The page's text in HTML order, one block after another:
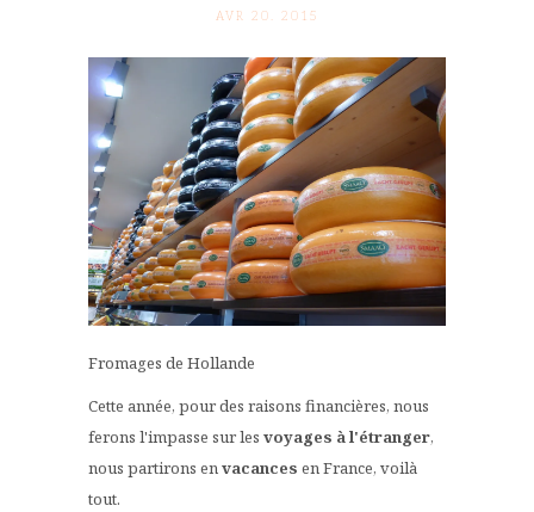
AVR 20. 2015
Fromages de Hollande
Cette année, pour des raisons financières, nous
ferons l'impasse sur les voyages à l'étranger,
nous partirons envacances en France, voilà
tout.